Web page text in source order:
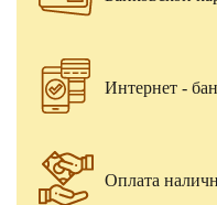
Интернет -
Оплата